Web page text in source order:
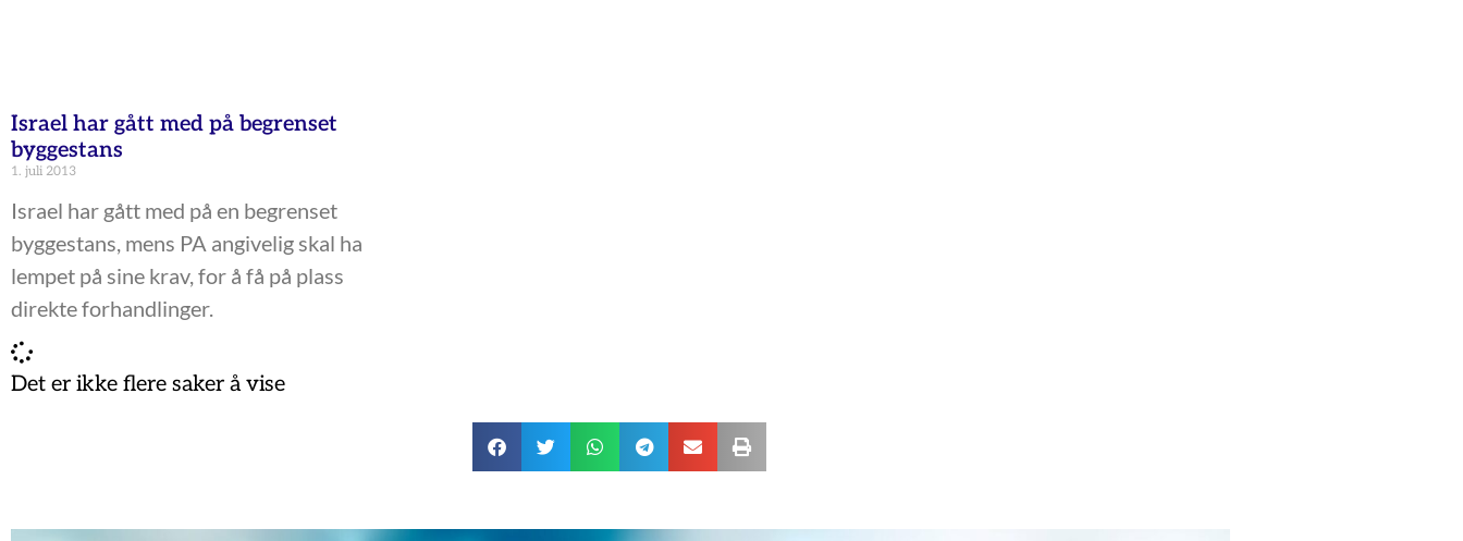
Israel har gått med på begrenset
byggestans
1. juli 2013
Israel har gått med på en begrenset
byggestans, mens PA angivelig skal ha
lempet på sine krav, for å få på plass
direkte forhandlinger.
Det er ikke flere saker å vise